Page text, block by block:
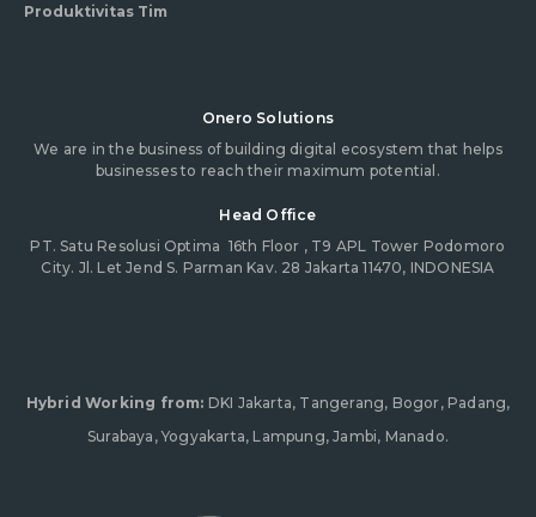
Produktivitas Tim
Onero Solutions
We are in the business of building digital ecosystem that helps
businesses to reach their maximum potential.
Head Office
PT. Satu Resolusi Optima 16th Floor , T9 APL Tower Podomoro
City. Jl. Let Jend S. Parman Kav. 28 Jakarta 11470, INDONESIA
Hybrid Working from: DKI Jakarta, Tangerang, Bogor, Padang,
Surabaya, Yogyakarta, Lampung, Jambi, Manado.